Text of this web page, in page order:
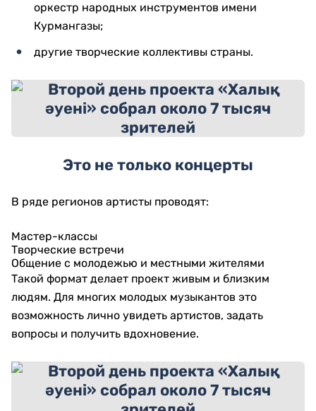
оркестр народных инструментов имени
Курмангазы;
другие творческие коллективы страны.
Это не только концерты
В ряде регионов артисты проводят:
Мастер-классы
Творческие встречи
Общение с молодежью и местными жителями
Такой формат делает проект живым и близким
людям. Для многих молодых музыкантов это
возможность лично увидеть артистов, задать
вопросы и получить вдохновение.